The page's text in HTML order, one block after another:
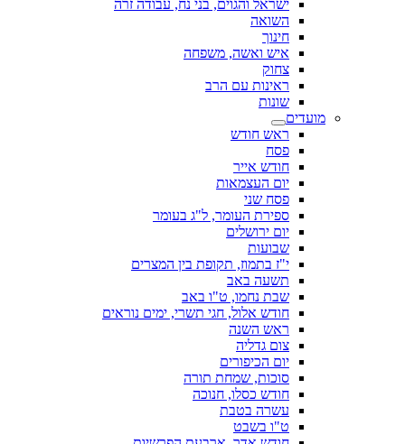
ישראל והגוים, בני נח, עבודה זרה
השואה
חינוך
איש ואשה, משפחה
צחוק
ראינות עם הרב
שונות
מועדים
ראש חודש
פסח
חודש אייר
יום העצמאות
פסח שני
ספירת העומר, ל"ג בעומר
יום ירושלים
שבועות
י"ז בתמוז, תקופת בין המצרים
תשעה באב
שבת נחמו, ט"ו באב
חודש אלול, חגי תשרי, ימים נוראים
ראש השנה
צום גדליה
יום הכיפורים
סוכות, שמחת תורה
חודש כסלו, חנוכה
עשרה בטבת
ט"ו בשבט